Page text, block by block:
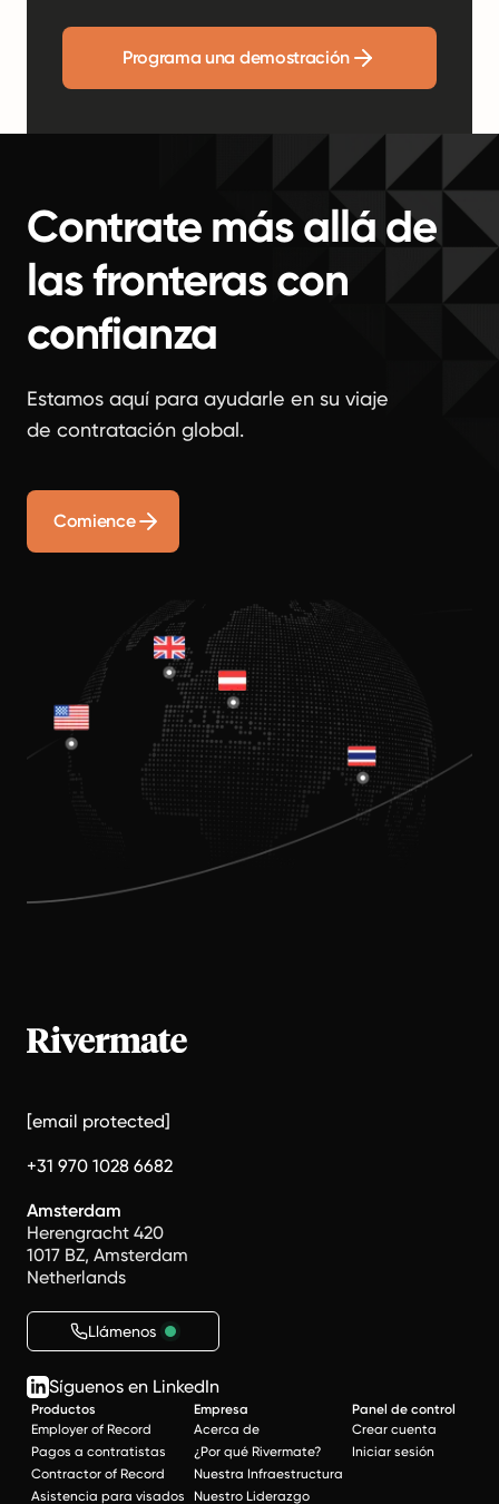
Programa una demostración
Contrate más allá de
las fronteras con
confianza
Estamos aquí para ayudarle en su viaje
de contratación global.
Comience
[email protected]
+31 970 1028 6682
Amsterdam
Herengracht 420
1017 BZ, Amsterdam
Netherlands
Llámenos
Síguenos en LinkedIn
Productos
Employer of Record
Pagos a contratistas
Contractor of Record
Asistencia para visados
Empresa
Acerca de
¿Por qué Rivermate?
Nuestra Infraestructura
Nuestro Liderazgo
Panel de control
Crear cuenta
Iniciar sesión